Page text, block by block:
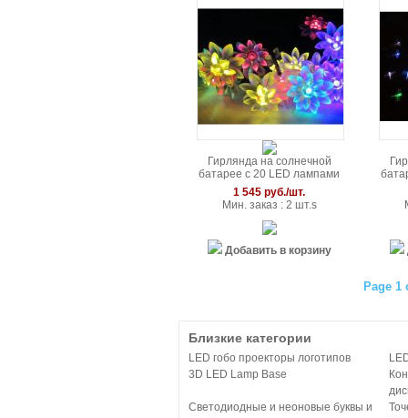
Гирлянда на солнечной
батарее с 20 LED лампами
в форме лотоса
1 545 руб./шт.
Мин. заказ : 2 шт.s
Добавить в корзину
Page 1
Близкие категории
LED гобо проекторы логотипов
3D LED Lamp Base
Светодиодные и неоновые буквы и